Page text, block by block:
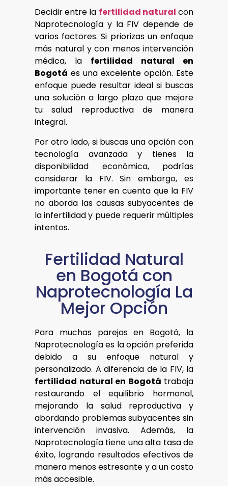
Decidir entre la fertilidad natural con
Naprotecnología y la FIV depende de
varios factores. Si priorizas un enfoque
más natural y con menos intervención
médica, la fertilidad natural en
Bogotá es una excelente opción. Este
enfoque puede resultar ideal si buscas
una solución a largo plazo que mejore
tu salud reproductiva de manera
integral.
Por otro lado, si buscas una opción con
tecnología avanzada y tienes la
disponibilidad económica, podrías
considerar la FIV. Sin embargo, es
importante tener en cuenta que la FIV
no aborda las causas subyacentes de
la infertilidad y puede requerir múltiples
intentos.
Fertilidad Natural
en Bogotá con
Naprotecnología La
Mejor Opción
Para muchas parejas en Bogotá, la
Naprotecnología es la opción preferida
debido a su enfoque natural y
personalizado. A diferencia de la FIV, la
fertilidad natural en Bogotá trabaja
restaurando el equilibrio hormonal,
mejorando la salud reproductiva y
abordando problemas subyacentes sin
intervención invasiva. Además, la
Naprotecnología tiene una alta tasa de
éxito, logrando resultados efectivos de
manera menos estresante y a un costo
más accesible.